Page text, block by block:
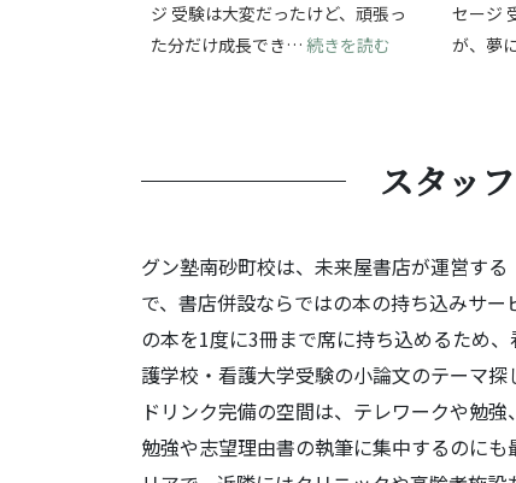
ジ 受験は大変だったけど、頑張っ
た分だけ成長でき… 続きを読む : 受験の挑戦を
セージ
が、夢
スタッ
グン塾南砂町校は、未来屋書店が運営す
で、書店併設ならではの本の持ち込みサ
の本を1度に3冊まで席に持ち込めるため
護学校・看護大学受験の小論文のテーマ
ドリンク完備の空間は、テレワークや勉
勉強や志望理由書の執筆に集中するのに